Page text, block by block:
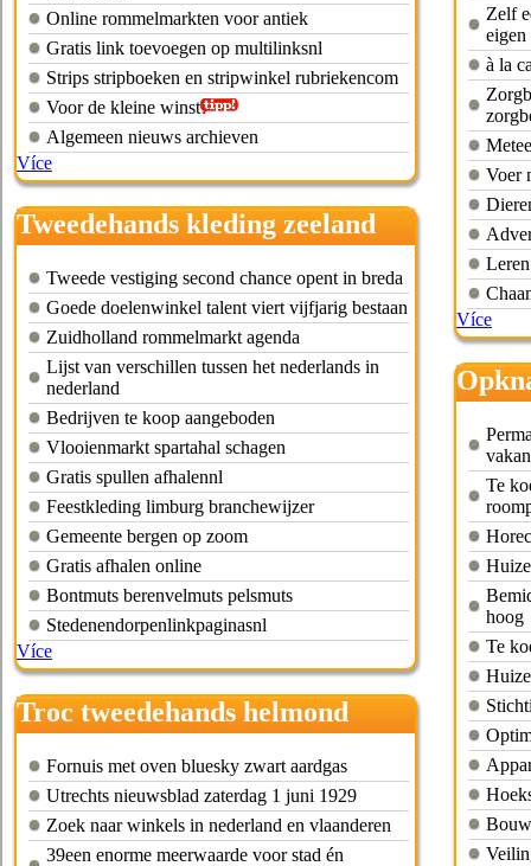
Online rommelmarkten voor antiek
Gratis link toevoegen op multilinksnl
Strips stripboeken en stripwinkel rubriekencom
Voor de kleine winst
Algemeen nieuws archieven
Více
Tweedehands kleding zeeland
noord brabant
Tweede vestiging second chance opent in breda
Goede doelenwinkel talent viert vijfjarig bestaan
Zuidholland rommelmarkt agenda
Lijst van verschillen tussen het nederlands in
nederland
Bedrijven te koop aangeboden
Vlooienmarkt spartahal schagen
Gratis spullen afhalennl
Feestkleding limburg branchewijzer
Gemeente bergen op zoom
Gratis afhalen online
Bontmuts berenvelmuts pelsmuts
Stedenendorpenlinkpaginasnl
Více
Troc tweedehands helmond
Fornuis met oven bluesky zwart aardgas
Utrechts nieuwsblad zaterdag 1 juni 1929
Zoek naar winkels in nederland en vlaanderen
39een enorme meerwaarde voor stad én
Zelf
eigen
à la
Voer
Více
Te
hoog
Te